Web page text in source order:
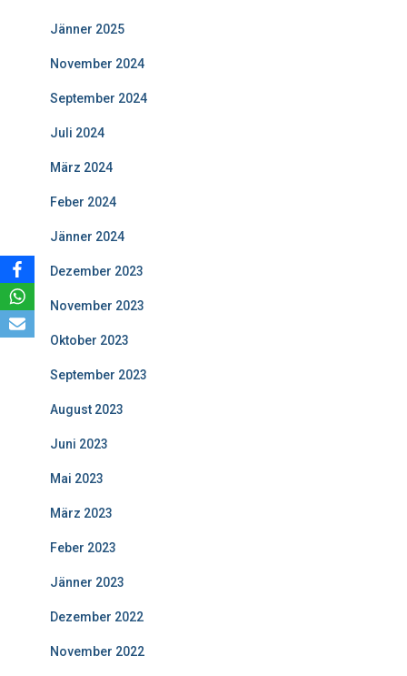
Jänner 2025
November 2024
September 2024
Juli 2024
März 2024
Feber 2024
Jänner 2024
Dezember 2023
November 2023
Oktober 2023
September 2023
August 2023
Juni 2023
Mai 2023
März 2023
Feber 2023
Jänner 2023
Dezember 2022
November 2022